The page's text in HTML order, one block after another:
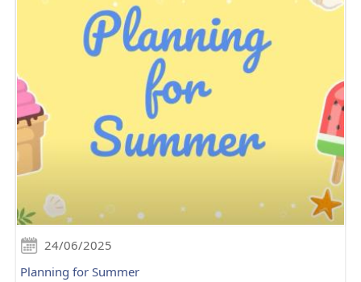
24/06/2025
Planning for Summer